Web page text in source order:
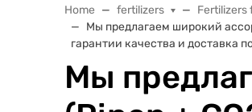
Home fertilizers
Fertilizers
Мы предлагаем широкий
гарантии качества и доставка
Мы